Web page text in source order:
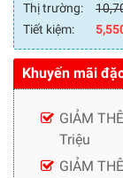
Thị trường:
Tiết kiệm:
Khuyến mãi
GIẢM
Triệu
GIẢM